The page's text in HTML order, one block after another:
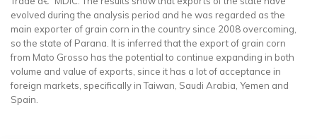
evolved during the analysis period and he was regarded as the
main exporter of grain corn in the country since 2008 overcoming,
so the state of Parana. It is inferred that the export of grain corn
from Mato Grosso has the potential to continue expanding in both
volume and value of exports, since it has a lot of acceptance in
foreign markets, specifically in Taiwan, Saudi Arabia, Yemen and
Spain.